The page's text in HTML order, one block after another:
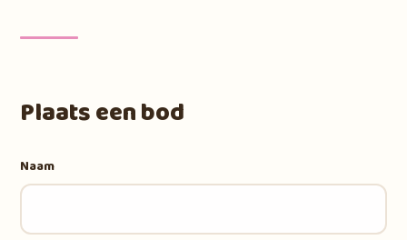
Plaats een bod
Naam